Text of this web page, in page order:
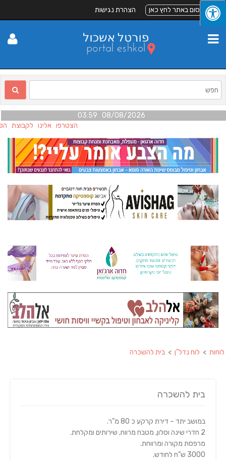
לפרסום באתר לחץ כאן הצהרת נגישות
08/08/2026 03:59
הצטרפו אלינו לקבוצת
לוחות > לוח נדל"ן > בית להשכרה
בית להשכרה
במושב יתד – דירת קרקע כ 80 מ”ר.
2 חדרי שינה וסלון, מטבח מרווח, שירותים ומקלחת.
מרפסת מקורה ומרווחת.
3000 ש”ח לחודש.